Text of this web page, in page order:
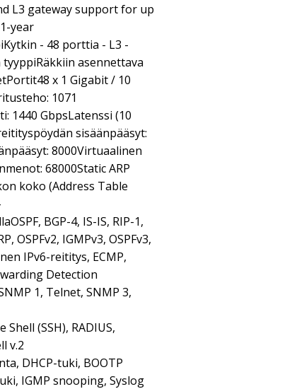
L3 gateway support for up
year
- 48 porttia - L3 -
asennettava
x 1 Gigabit / 10
1071
1440 GbpsLatenssi (10
sisäänpääsyt:
8000Virtuaalinen
68000Static ARP
koko (Address Table
BGP-4, IS-IS, RIP-1,
OSPFv2, IGMPv3, OSPFv3,
IPv6-reititys, ECMP,
Detection
1, Telnet, SNMP 3,
(SSH), RADIUS,
v.2
DHCP-tuki, BOOTP
IGMP snooping, Syslog